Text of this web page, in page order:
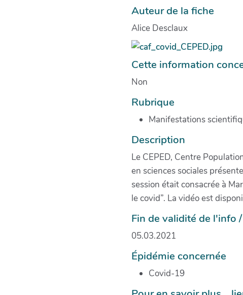
Auteur de la fiche
Alice Desclaux
Cette information
Non
Rubrique
Manifestations
Description
Le CEPED, Centre
en sciences sociales
session était consacrée à
le covid”. La vidéo est
Fin de validité de l'info
05.03.2021
Épidémie concernée
Covid-19